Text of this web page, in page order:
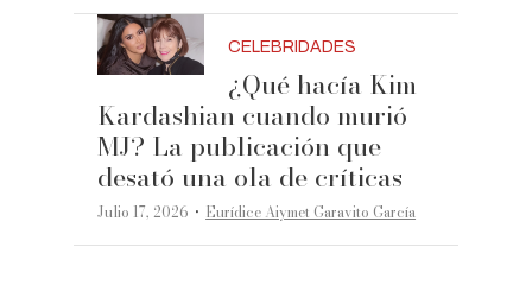
CELEBRIDADES
¿Qué hacía Kim
Kardashian cuando murió
MJ? La publicación que
desató una ola de críticas
Julio 17, 2026 ·Eurídice Aiymet Garavito García